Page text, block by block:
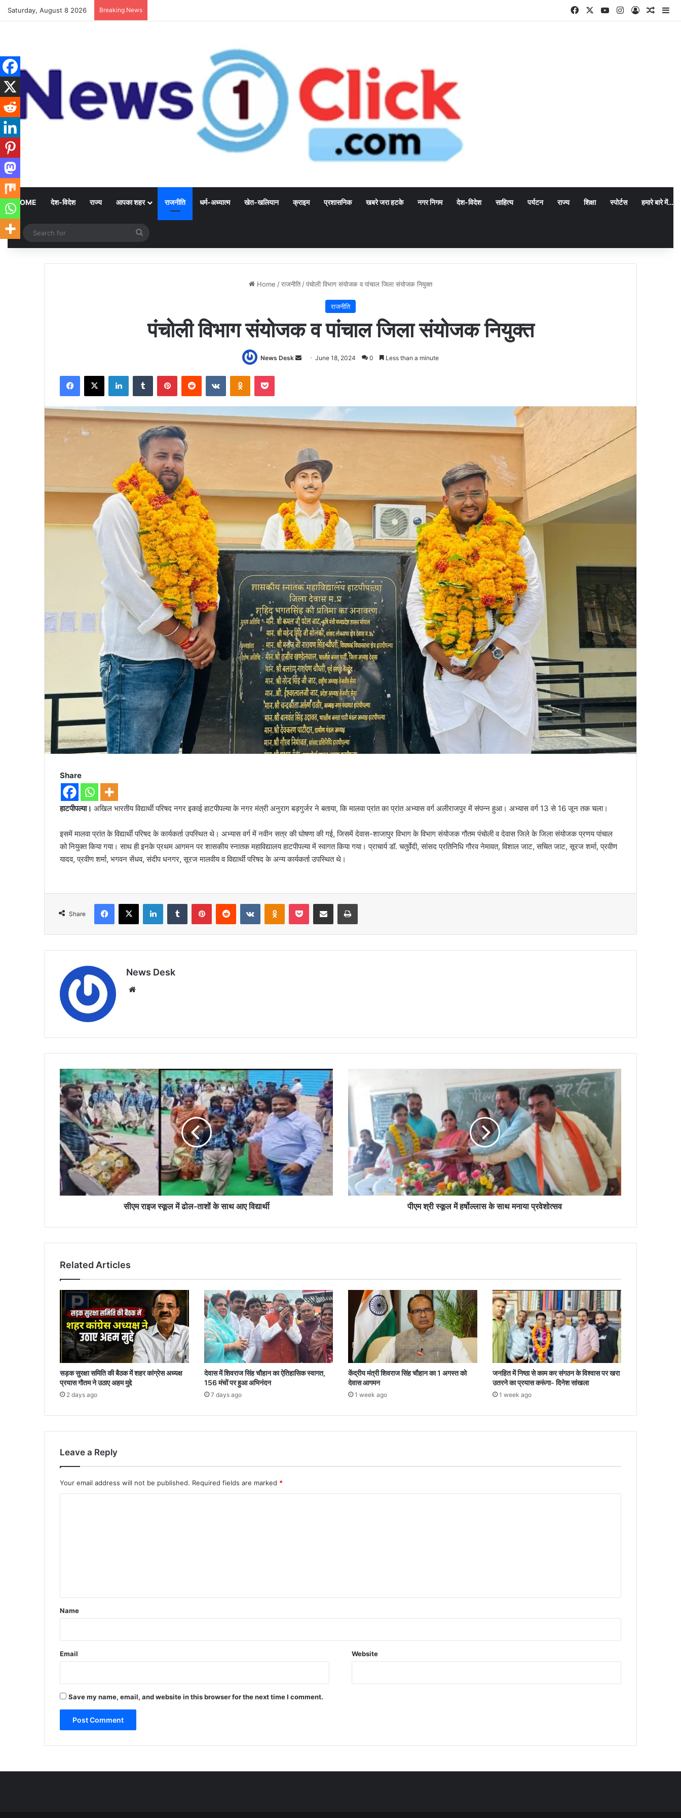
Saturday, August 8 2026 Breaking News FacebookYouTubeInstagram
Log In
HOME देश-विदेश राज्य आपका शहर राजनीति धर्म-अध्यात्म खेत-खलियान क्राइम प्रशासनिक खबरे जरा हटके नगर निगम देश-विदेश साहित्य पर्यटन राज्य शिक्षा स्पोर्टस हमारे बारे में…
Random Article
for
Home /राजनीति /पंचोली विभाग संयोजक व पांचाल जिला संयोजक नियुक्त
राजनीति
पंचोली विभाग संयोजक व पांचाल जिला संयोजक नियुक्त
News Desk
SendJune 18, 2024 0 Less than a minute
Facebook
X LinkedInTumblr PinterestReddit VKontakteOdnoklassniki
Pocket
Share
हाटपीपल्या। अखिल भारतीय विद्यार्थी परिषद नगर इकाई हाटपीपल्या के नगर मंत्री अनुराग बड़गुर्जर ने बताया, कि मालवा प्रांत का प्रांत अभ्यास वर्ग अलीराजपुर में संपन्न हुआ। अभ्यास वर्ग 13 से 16 जून तक चला।
इसमें मालवा प्रांत के विद्यार्थी परिषद के कार्यकर्ता उपस्थित थे। अभ्यास वर्ग में नवीन सत्र की घोषणा की गई, जिसमें देवास-शाजापुर विभाग के विभाग संयोजक गौतम पंचोली व देवास जिले के जिला संयोजक प्रणय पांचाल
को नियुक्त किया गया। साथ ही इनके प्रथम आगमन पर शासकीय स्नातक महाविद्यालय हाटपीपल्या में स्वागत किया गया। प्राचार्य डॉ. चतुर्वेदी, सांसद प्रतिनिधि गौरव नेमावत, विशाल जाट, सचित जाट, सूरज शर्मा, प्रवीण
यादव, प्रवीण शर्मा, भगवन सेंधव, संदीप धनगर, सूरज मालवीय व विद्यार्थी परिषद के अन्य कार्यकर्ता उपस्थित थे।
Share
Facebook
X LinkedInTumblr PinterestReddit VKontakteOdnoklassniki
Pocket Share via Email Print
News Desk
सीएम
राइज
स्कूल
में
ढोल-
ताशों
के
साथ
आए
विद्यार्थी
सीएम राइज स्कूल में ढोल-ताशों के साथ आए विद्यार्थी
श्री
साथ
मनाया
प्रवेशोत्सव
पीएम श्री स्कूल में हर्षोल्लास के साथ मनाया प्रवेशोत्सव
Related Articles
सड़क सुरक्षा समिति की बैठक में शहर कांग्रेस अध्यक्ष
प्रयास गौतम ने उठाए अहम मुद्दे
2 days ago
देवास में शिवराज सिंह चौहान का ऐतिहासिक स्वागत,
156 मंचों पर हुआ अभिनंदन
7 days ago
केंद्रीय मंत्री शिवराज सिंह चौहान का 1 अगस्त को
देवास आगमन
1 week ago
जनहित में निष्ठा से काम कर संगठन के विश्वास पर खरा
उतरने का प्रयास करूंगा- दिनेश सांखला
1 week ago
Leave a Reply
Your email address will not be published. Required fields are marked *
*
Name
Email Website
Save my name, email, and website in this browser for the next time I comment.